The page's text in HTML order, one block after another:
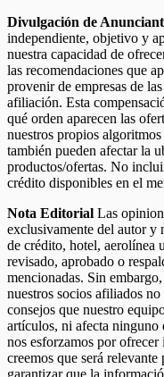
Divulgación de
independiente, objetivo y
nuestra capacidad de
las recomendaciones que
provenir de empresas de
afiliación. Esta
qué orden aparecen las
nuestros propios
también pueden afectar la
productos/ofertas. No
crédito disponibles en el
Nota Editorial Las
exclusivamente del autor y
de crédito, hotel, aerolínea
revisado, aprobado o
mencionadas. Sin
nuestros socios afiliados
consejos que nuestro
artículos, ni afecta ninguno
nos esforzamos por
creemos que será
garantizar que la